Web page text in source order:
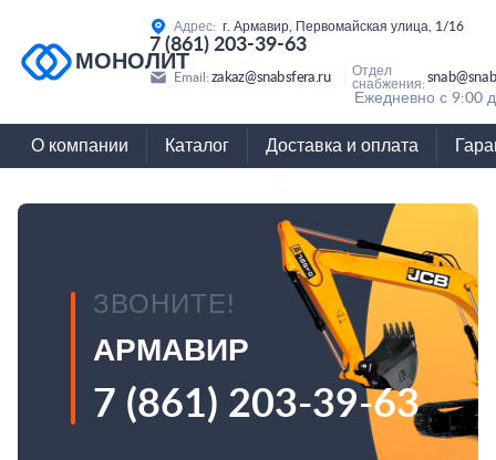
МОНОЛИТ
Адрес: г. Армавир, Первомайская улица, 1/16
7 (861) 203-39-63
Email: zakaz@snabsfera.ru
Отдел
снабжения:
Ежедневно с 9:00
О компании Каталог Доставка и оплата
ЗВОНИТЕ!
АРМАВИР
7 (861) 203-39-63